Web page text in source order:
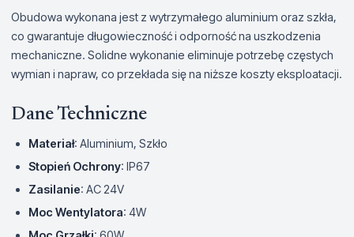
Obudowa wykonana jest z wytrzymałego aluminium oraz szkła,
co gwarantuje długowieczność i odporność na uszkodzenia
mechaniczne. Solidne wykonanie eliminuje potrzebę częstych
wymian i napraw, co przekłada się na niższe koszty eksploatacji.
Dane Techniczne
Materiał: Aluminium, Szkło
Stopień Ochrony: IP67
Zasilanie: AC 24V
Moc Wentylatora: 4W